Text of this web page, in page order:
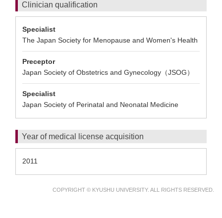
Clinician qualification
Specialist
The Japan Society for Menopause and Women's Health
Preceptor
Japan Society of Obstetrics and Gynecology（JSOG）
Specialist
Japan Society of Perinatal and Neonatal Medicine
Year of medical license acquisition
2011
COPYRIGHT © KYUSHU UNIVERSITY. ALL RIGHTS RESERVED.